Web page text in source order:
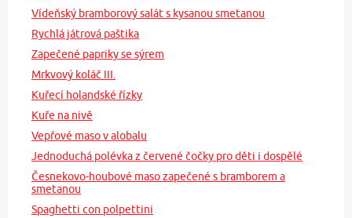
Vídeňský bramborový salát s kysanou smetanou
Rychlá játrová paštika
Zapečené papriky se sýrem
Mrkvový koláč III.
Kuřecí holandské řízky
Kuře na nivě
Vepřové maso v alobalu
Jednoduchá polévka z červené čočky pro děti i dospělé
Česnekovo-houbové maso zapečené s bramborem a
smetanou
Spaghetti con polpettini